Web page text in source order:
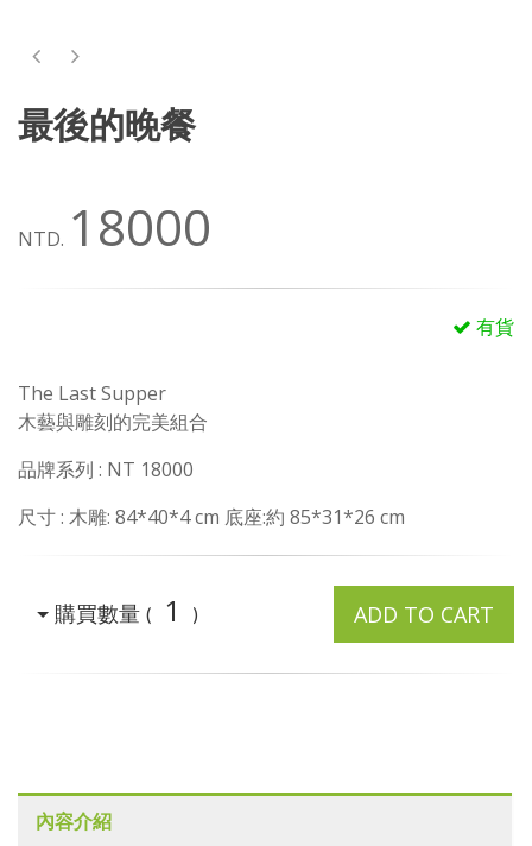
最後的晚餐
NTD. 18000
有貨
The Last Supper
木藝與雕刻的完美組合
品牌系列 : NT 18000
尺寸 : 木雕: 84*40*4 cm 底座:約 85*31*26 cm
購買數量 ( 1 ) ADD TO CART
內容介紹